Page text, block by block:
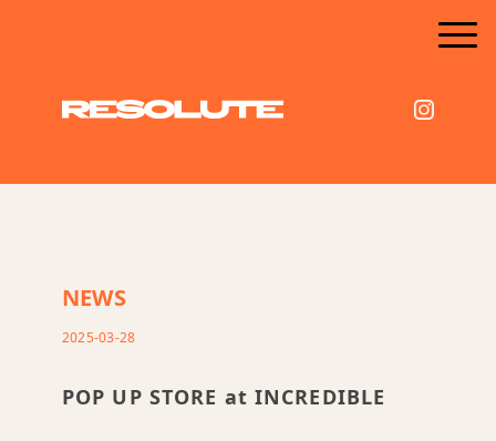
NEWS
2025-03-28
POP UP STORE at INCREDIBLE